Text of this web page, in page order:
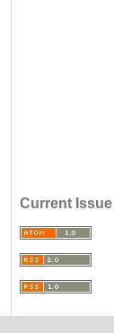
Current Issue